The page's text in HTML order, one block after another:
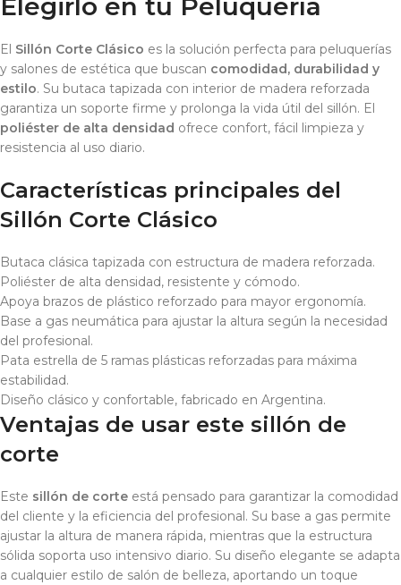
Elegirlo en tu Peluquería
El Sillón Corte Clásico es la solución perfecta para peluquerías
y salones de estética que buscan comodidad, durabilidad y
estilo. Su butaca tapizada con interior de madera reforzada
garantiza un soporte firme y prolonga la vida útil del sillón. El
poliéster de alta densidad ofrece confort, fácil limpieza y
resistencia al uso diario.
Características principales del
Sillón Corte Clásico
Butaca clásica tapizada con estructura de madera reforzada.
Poliéster de alta densidad, resistente y cómodo.
Apoya brazos de plástico reforzado para mayor ergonomía.
Base a gas neumática para ajustar la altura según la necesidad
del profesional.
Pata estrella de 5 ramas plásticas reforzadas para máxima
estabilidad.
Diseño clásico y confortable, fabricado en Argentina.
Ventajas de usar este sillón de
corte
Este sillón de corte está pensado para garantizar la comodidad
del cliente y la eficiencia del profesional. Su base a gas permite
ajustar la altura de manera rápida, mientras que la estructura
sólida soporta uso intensivo diario. Su diseño elegante se adapta
a cualquier estilo de salón de belleza, aportando un toque